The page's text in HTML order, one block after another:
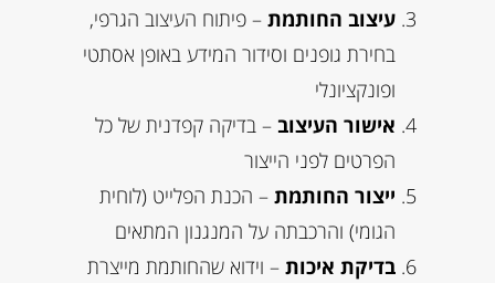
עיצוב החותמת – פיתוח העיצוב הגרפי,
בחירת גופנים וסידור המידע באופן אסתטי
ופונקציונלי
אישור העיצוב – בדיקה קפדנית של כל
הפרטים לפני הייצור
ייצור החותמת – הכנת הפלייט (לוחית
הגומי) והרכבתה על המנגנון המתאים
בדיקת איכות – וידוא שהחותמת מייצרת